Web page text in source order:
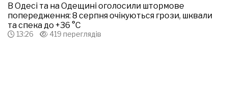
В Одесі та на Одещині оголосили штормове
попередження: 8 серпня очікуються грози, шквали
та спека до +36 °С
13:26 419 переглядів